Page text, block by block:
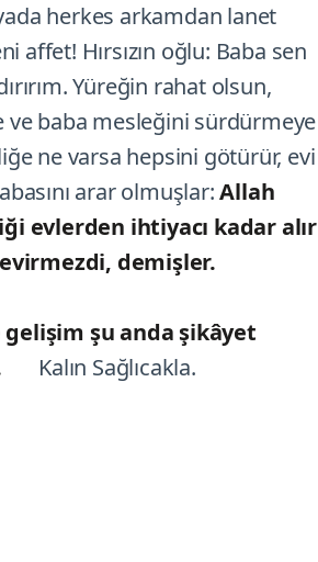
herkes arkamdan lanet
Hırsızın oğlu: Baba sen
Yüreğin rahat olsun,
ve baba mesleğini sürdürmeye
ne varsa hepsini götürür, evi
arar olmuşlar:Allah
evlerden ihtiyacı kadar alır
demişler.
şu anda şikâyet
Kalın Sağlıcakla.